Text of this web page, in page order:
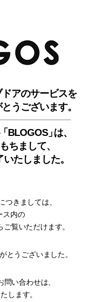
アのサービスを
うございます。
BLOGOS」は、
ちまして、
たしました。
つきましては
ス内の
ご覧いただけます。
とうございました。
い合わせは、
します。